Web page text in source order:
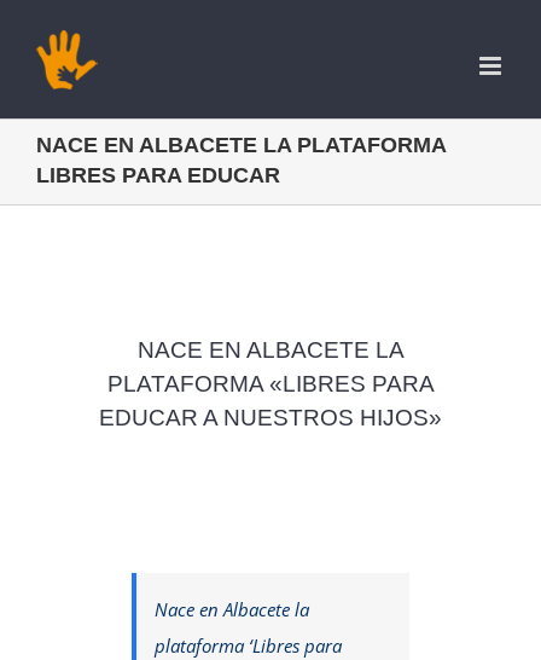
contenido
NACE EN ALBACETE LA PLATAFORMA
LIBRES PARA EDUCAR
NACE EN ALBACETE LA
PLATAFORMA «LIBRES PARA
EDUCAR A NUESTROS HIJOS»
Nace en Albacete la
plataforma ‘Libres para